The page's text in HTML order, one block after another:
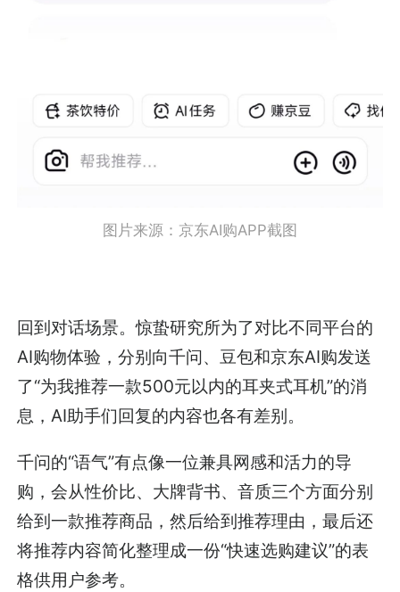
图片来源： 京东AI购APP截图
回到对话场景。惊蛰研究所为了对比不同平台的
AI购物体验，分别向千问、豆包和京东AI购发送
了“为我推荐一款500元以内的耳夹式耳机”的消
息，AI助手们回复的内容也各有差别。
千问的“语气”有点像一位兼具网感和活力的导
购，会从性价比、大牌背书、音质三个方面分别
给到一款推荐商品，然后给到推荐理由，最后还
将推荐内容简化整理成一份“快速选购建议”的表
格供用户参考。